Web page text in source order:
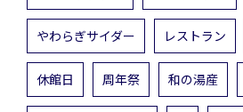
やわらぎサイダー レストラン
休館日 周年祭 和の湯産